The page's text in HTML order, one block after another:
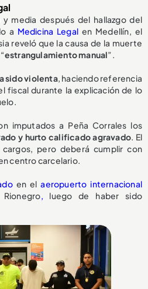
media después del hallazgo del
a Medicina Legal en Medellín, el
reveló que la causa de la muerte
estrangulamiento manual”.
sido violenta, haciendo referencia
fiscal durante la explicación de lo
imputados a Peña Corrales los
y hurto calificado agravado. El
pero deberá cumplir con
centro carcelario.
en elaeropuerto internacional
, luego de haber sido